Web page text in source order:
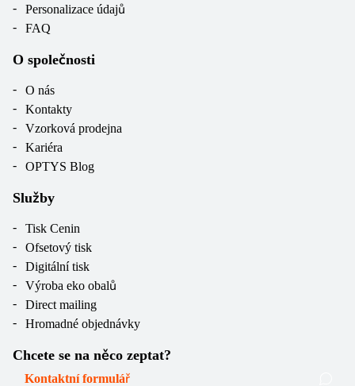
Personalizace údajů
FAQ
O společnosti
O nás
Kontakty
Vzorková prodejna
Kariéra
OPTYS Blog
Služby
Tisk Cenin
Ofsetový tisk
Digitální tisk
Výroba eko obalů
Direct mailing
Hromadné objednávky
Chcete se na něco zeptat?
Kontaktní formulář